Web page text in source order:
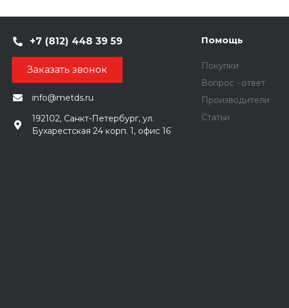
+7 (812) 448 39 59
Заказать звонок
info@metds.ru
192102, Санкт-Петербург, ул.
Бухарестская 24 корп. 1, офис 161
Помощь
Покупки
Вопрос - ответ
Производители
Статьи